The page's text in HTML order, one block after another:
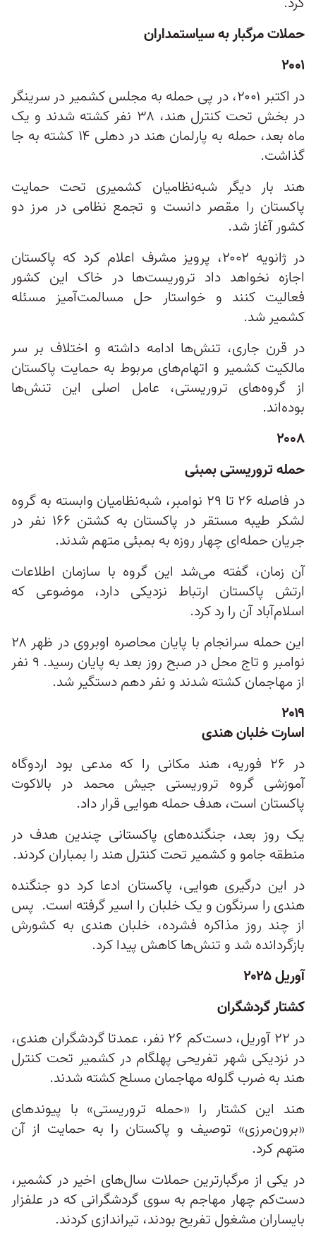
حملات مرگبار به سیاستمداران
۲۰۰۱
در اکتبر ۲۰۰۱، در پی حمله‌ به مجلس کشمیر در سرینگر
در بخش تحت کنترل هند، ۳۸ نفر کشته شدند و یک
ماه بعد، حمله‌ به پارلمان هند در دهلی ۱۴ کشته به جا
گذاشت.
هند بار دیگر شبه‌نظامیان کشمیری تحت حمایت
پاکستان را مقصر دانست و تجمع نظامی در مرز دو
کشور آغاز شد.
در ژانویه ۲۰۰۲، پرویز مشرف اعلام کرد که پاکستان
اجازه نخواهد داد تروریست‌ها در خاک این کشور
فعالیت کنند و خواستار حل مسالمت‌آمیز مسئله
کشمیر شد.
در قرن جاری، تنش‌ها ادامه داشته و اختلاف بر سر
مالکیت کشمیر و اتهام‌های مربوط به حمایت پاکستان
از گروه‌های تروریستی، عامل اصلی این تنش‌ها
بوده‌اند.
۲۰۰۸
حمله تروریستی بمبئی
در فاصله ۲۶ تا ۲۹ نوامبر، شبه‌نظامیان وابسته به گروه
لشکر طیبه مستقر در پاکستان به کشتن ۱۶۶ نفر در
جریان حمله‌ای چهار روزه به بمبئی متهم شدند.
آن زمان، گفته می‌شد این گروه با سازمان اطلاعات
ارتش پاکستان ارتباط نزدیکی دارد، موضوعی که
اسلام‌آباد آن را رد کرد.
این حمله سرانجام با پایان محاصره اوبروی در ظهر ۲۸
نوامبر و تاج‌ محل در صبح روز بعد به پایان رسید. ۹ نفر
از مهاجمان کشته شدند و نفر دهم دستگیر شد.
۲۰۱۹
اسارت خلبان هندی
در ۲۶ فوریه، هند مکانی را که مدعی بود اردوگاه
آموزشی گروه تروریستی جیش محمد در بالاکوت
پاکستان است، هدف حمله هوایی قرار داد.
یک روز بعد، جنگنده‌های پاکستانی چندین هدف در
منطقه جامو و کشمیر تحت کنترل هند را بمباران کردند.
در این درگیری هوایی، پاکستان ادعا کرد دو جنگنده
هندی را سرنگون و یک خلبان را اسیر گرفته است. پس
از چند روز مذاکره فشرده، خلبان هندی به کشورش
بازگردانده شد و تنش‌ها کاهش پیدا کرد.
آوریل ۲۰۲۵
کشتار گردشگران
در ۲۲ آوریل، دست‌کم ۲۶ نفر، عمدتا گردشگران هندی،
در نزدیکی شهر تفریحی پهلگام در کشمیر تحت کنترل
هند به ضرب گلوله مهاجمان مسلح کشته شدند.
هند این کشتار را «حمله تروریستی» با پیوندهای
«برون‌مرزی» توصیف و پاکستان را به حمایت از آن
متهم کرد.
در یکی از مرگبارترین حملات سال‌های اخیر در کشمیر،
دست‌کم چهار مهاجم به سوی گردشگرانی که در علفزار
بایساران مشغول تفریح بودند، تیراندازی کردند.